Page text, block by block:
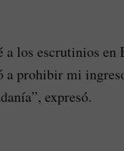
a los escrutinios
a prohibir mi
expresó.